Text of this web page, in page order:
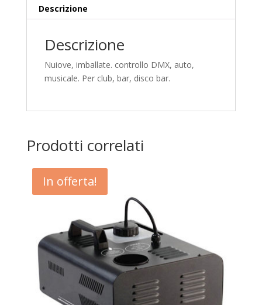
Descrizione
Descrizione
Nuiove, imballate. controllo DMX, auto,
musicale. Per club, bar, disco bar.
Prodotti correlati
In offerta!